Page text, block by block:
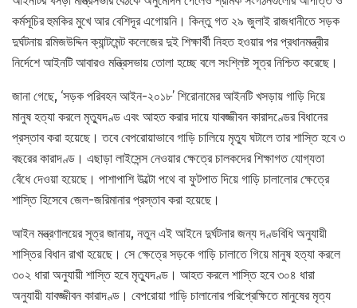
কর্মসূচির হুমকির মুখে আর বেশিদূর এগোয়নি। কিন্তু গত ২৯ জুলাই রাজধানীতে সড়ক
দুর্ঘটনায় রমিজউদ্দিন ক্যান্টমেন্ট কলেজের দুই শিক্ষার্থী নিহত হওয়ার পর প্রধানমন্ত্রীর
নির্দেশে আইনটি আবারও মন্ত্রিসভায় তোলা হচ্ছে বলে সংশ্লিষ্ট সূত্র নিশ্চিত করেছে।
জানা গেছে, ‘সড়ক পরিবহন আইন-২০১৮’ শিরোনামের আইনটি খসড়ায় গাড়ি দিয়ে
মানুষ হত্যা করলে মৃত্যুদণ্ড এবং আহত করার দায়ে যাবজ্জীবন কারাদণ্ডের বিধানের
প্রস্তাব করা হয়েছে। তবে বেপরোয়াভাবে গাড়ি চালিয়ে মৃত্যু ঘটালে তার শাস্তি হবে ৩
বছরের কারাদণ্ড। এছাড়া লাইসেন্স নেওয়ার ক্ষেত্রে চালকদের শিক্ষাগত যোগ্যতা
বেঁধে দেওয়া হয়েছে। পাশাপাশি উল্টো পথে বা ফুটপাত দিয়ে গাড়ি চালালোর ক্ষেত্রে
শাস্তি হিসেবে জেল-জরিমানার প্রস্তাব করা হয়েছে।
আইন মন্ত্রণালয়ের সূত্র জানায়, নতুন এই আইনে দুর্ঘটনার জন্য দণ্ডবিধি অনুযায়ী
শাস্তির বিধান রাখা হয়েছে। সে ক্ষেত্রে সড়কে গাড়ি চালাতে গিয়ে মানুষ হত্যা করলে
৩০২ ধারা অনুযায়ী শাস্তি হবে মৃত্যুদণ্ড। আহত করলে শাস্তি হবে ৩০৪ ধারা
অনুযায়ী যাবজ্জীবন কারাদণ্ড। বেপরোয়া গাড়ি চালানোর পরিপ্রেক্ষিতে মানুষের মৃত্য